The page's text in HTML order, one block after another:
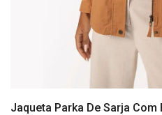
Jaqueta Parka De Sarja